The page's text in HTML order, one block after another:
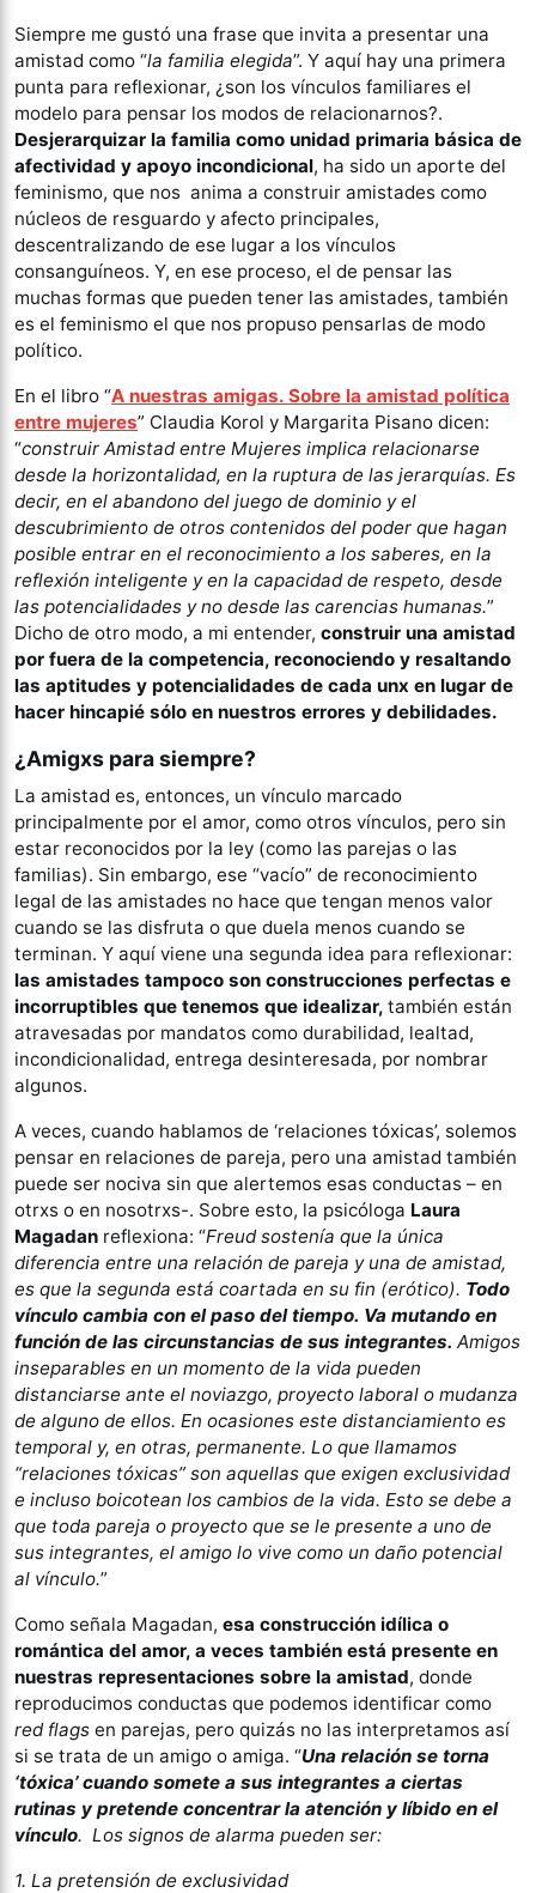
Siempre me gustó una frase que invita a presentar una
amistad como “la familia elegida”. Y aquí hay una primera
punta para reflexionar, ¿son los vínculos familiares el
modelo para pensar los modos de relacionarnos?.
Desjerarquizar la familia como unidad primaria básica de
afectividad y apoyo incondicional, ha sido un aporte del
feminismo, que nos anima a construir amistades como
núcleos de resguardo y afecto principales,
descentralizando de ese lugar a los vínculos
consanguíneos. Y, en ese proceso, el de pensar las
muchas formas que pueden tener las amistades, también
es el feminismo el que nos propuso pensarlas de modo
político.
En el libro “A nuestras amigas. Sobre la amistad política
entre mujeres” Claudia Korol y Margarita Pisano dicen:
“construir Amistad entre Mujeres implica relacionarse
desde la horizontalidad, en la ruptura de las jerarquías. Es
decir, en el abandono del juego de dominio y el
descubrimiento de otros contenidos del poder que hagan
posible entrar en el reconocimiento a los saberes, en la
reflexión inteligente y en la capacidad de respeto, desde
las potencialidades y no desde las carencias humanas.”
Dicho de otro modo, a mi entender, construir una amistad
por fuera de la competencia, reconociendo y resaltando
las aptitudes y potencialidades de cada unx en lugar de
hacer hincapié sólo en nuestros errores y debilidades.
¿Amigxs para siempre?
La amistad es, entonces, un vínculo marcado
principalmente por el amor, como otros vínculos, pero sin
estar reconocidos por la ley (como las parejas o las
familias). Sin embargo, ese “vacío” de reconocimiento
legal de las amistades no hace que tengan menos valor
cuando se las disfruta o que duela menos cuando se
terminan. Y aquí viene una segunda idea para reflexionar:
las amistades tampoco son construcciones perfectas e
incorruptibles que tenemos que idealizar, también están
atravesadas por mandatos como durabilidad, lealtad,
incondicionalidad, entrega desinteresada, por nombrar
algunos.
A veces, cuando hablamos de ‘relaciones tóxicas’, solemos
pensar en relaciones de pareja, pero una amistad también
puede ser nociva sin que alertemos esas conductas – en
otrxs o en nosotrxs-. Sobre esto, la psicóloga Laura
Magadan reflexiona: “Freud sostenía que la única
diferencia entre una relación de pareja y una de amistad,
es que la segunda está coartada en su fin (erótico). Todo
vínculo cambia con el paso del tiempo. Va mutando en
función de las circunstancias de sus integrantes. Amigos
inseparables en un momento de la vida pueden
distanciarse ante el noviazgo, proyecto laboral o mudanza
de alguno de ellos. En ocasiones este distanciamiento es
temporal y, en otras, permanente. Lo que llamamos
“relaciones tóxicas” son aquellas que exigen exclusividad
e incluso boicotean los cambios de la vida. Esto se debe a
que toda pareja o proyecto que se le presente a uno de
sus integrantes, el amigo lo vive como un daño potencial
al vínculo.”
Como señala Magadan, esa construcción idílica o
romántica del amor, a veces también está presente en
nuestras representaciones sobre la amistad, donde
reproducimos conductas que podemos identificar como
red flags en parejas, pero quizás no las interpretamos así
si se trata de un amigo o amiga. “Una relación se torna
‘tóxica’ cuando somete a sus integrantes a ciertas
rutinas y pretende concentrar la atención y líbido en el
vínculo. Los signos de alarma pueden ser:
1. La pretensión de exclusividad